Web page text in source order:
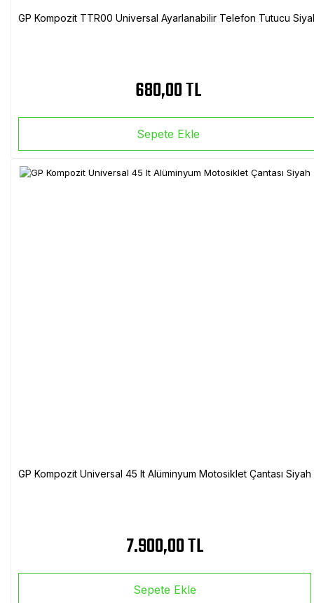
GP Kompozit TTR00 Universal Ayarlanabilir Telefon Tutucu
680,00 TL
Sepete Ekle
GP Kompozit Universal 45 lt Alüminyum Motosiklet Çantası Siyah
7.900,00 TL
Sepete Ekle